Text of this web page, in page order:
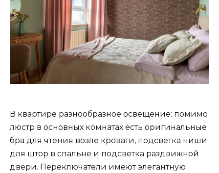
В квартире разнообразное освещение: помимо
люстр в основных комнатах есть оригинальные
бра для чтения возле кровати, подсветка ниши
для штор в спальне и подсветка раздвижной
двери. Переключатели имеют элегантную